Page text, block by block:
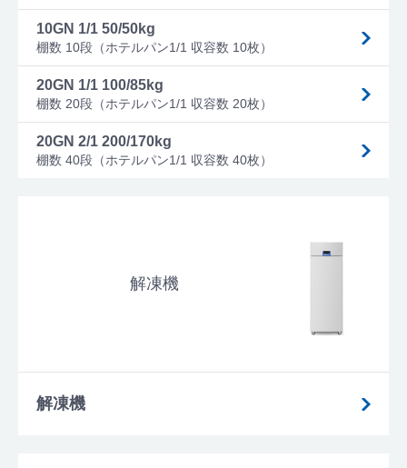
10GN 1/1 50/50kg
棚数 10段（ホテルパン1/1 収容数 10枚）
20GN 1/1 100/85kg
棚数 20段（ホテルパン1/1 収容数 20枚）
20GN 2/1 200/170kg
棚数 40段（ホテルパン1/1 収容数 40枚）
解凍機
解凍機